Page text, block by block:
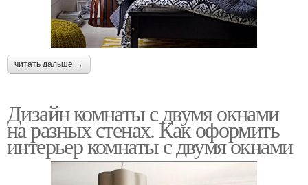
читать дальше →
Дизайн комнаты с двумя окнами
на разных стенах. Как оформить
интерьер комнаты с двумя окнами